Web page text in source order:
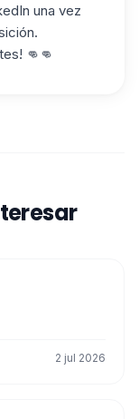
una vez
👊👊
2 jul 2026